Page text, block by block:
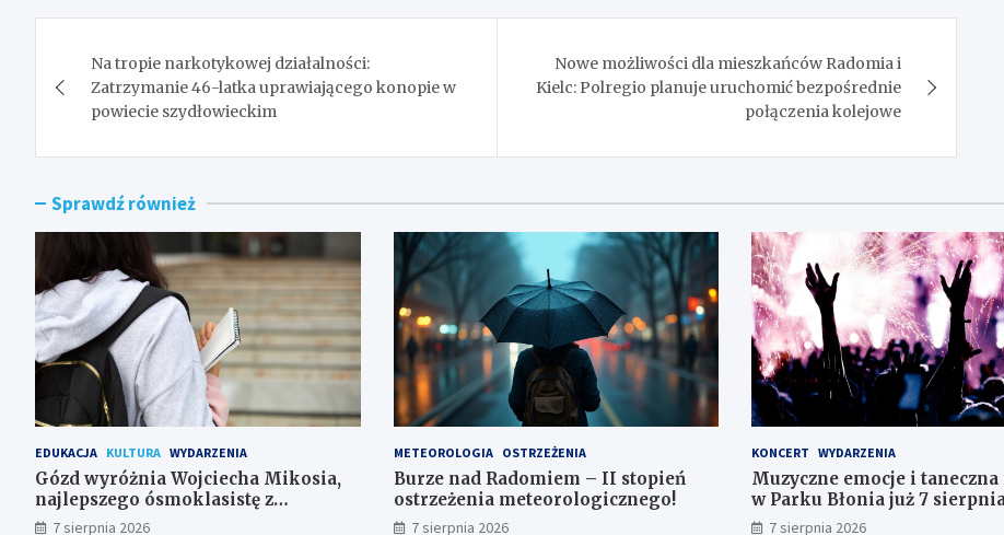
wpisu
Na tropie narkotykowej działalności:
Zatrzymanie 46-latka uprawiającego konopie w
powiecie szydłowieckim
Nowe możliwości dla mieszkańców Radomia i
Kielc: Polregio planuje uruchomić bezpośrednie
połączenia kolejowe
Sprawdź również
EDUKACJA KULTURA WYDARZENIA
Gózd wyróżnia Wojciecha Mikosia,
najlepszego ósmoklasistę z
doskonałymi wynikami!
7 sierpnia 2026
METEOROLOGIA OSTRZEŻENIA
Burze nad Radomiem – II stopień
ostrzeżenia meteorologicznego!
7 sierpnia 2026
KONCERT WYDARZENIA
Muzyczne emocje i taneczna
w Parku Błonia już 7
7 sierpnia 2026